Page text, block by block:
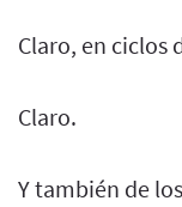
Claro, en ciclos
Claro.
Y también de